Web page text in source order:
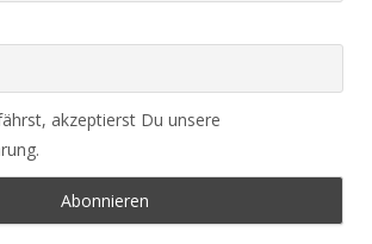
akzeptierst Du unsere